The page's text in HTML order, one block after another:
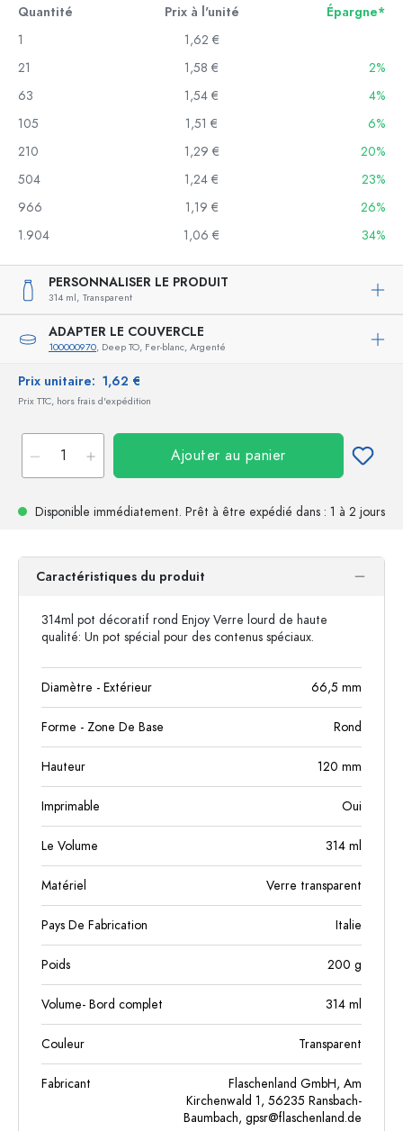
Quantité Prix à l'unité
Épargne*
1
1,62 €
21
1,58 €
2%
63
1,54 €
4%
105
1,51 €
6%
210
1,29 €
20%
504
1,24 €
23%
966
1,19 €
26%
1.904
1,06 € 34%
PERSONNALISER LE PRODUIT
314 ml, Transparent
ADAPTER LE COUVERCLE
100000970, Deep TO, Fer-blanc, Argenté
Prix unitaire: 1,62 €
Prix TTC, hors frais d'expédition
Ajouter au panier
Disponible immédiatement. Prêt à être expédié dans : 1 à 2 jours
Caractéristiques du produit
314ml pot décoratif rond Enjoy Verre lourd de haute
qualité: Un pot spécial pour des contenus spéciaux.
Diamètre - Extérieur 66,5 mm
Forme - Zone De Base Rond
Hauteur 120 mm
Imprimable Oui
Le Volume 314 ml
Matériel Verre transparent
Pays De Fabrication Italie
Poids 200 g
Volume- Bord complet 314 ml
Couleur Transparent
Fabricant
Flaschenland GmbH, Am
Kirchenwald 1, 56235 Ransbach-
Baumbach, gpsr@flaschenland.de